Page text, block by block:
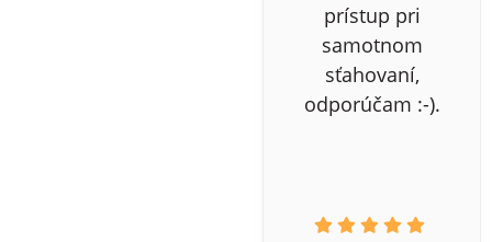
prístup pri
samotnom
sťahovaní,
odporúčam :-).